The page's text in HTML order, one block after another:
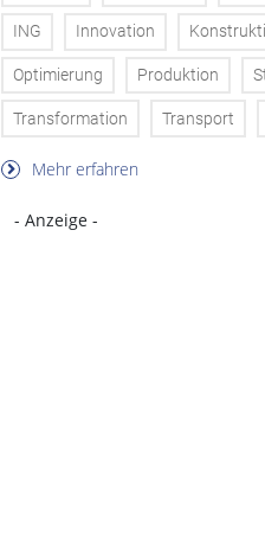
ING Innovation
Optimierung Produktion
Transformation Transport
Mehr erfahren
- Anzeige -